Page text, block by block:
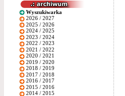
Wyszukiwarka
2026 / 2027
2025 / 2026
2024 / 2025
2023 / 2024
2022 / 2023
2021 / 2022
2020 / 2021
2019 / 2020
2018 / 2019
2017 / 2018
2016 / 2017
2015 / 2016
2014 / 2015